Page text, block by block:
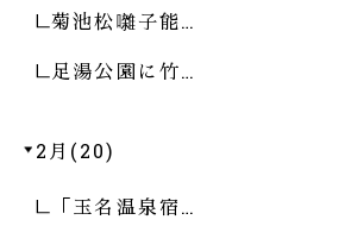
菊池松囃子能…
足湯公園に竹…
2月(20)
「玉名温泉宿…